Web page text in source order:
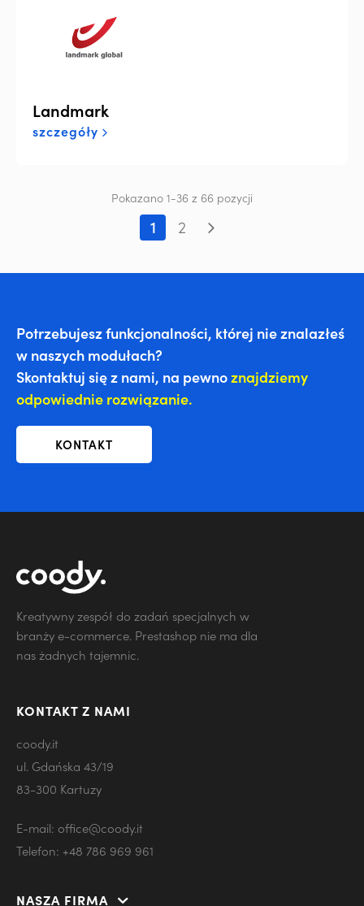
Landmark
szczegóły
Pokazano 1-36 z 66 pozycji
1 2
Potrzebujesz funkcjonalności, której nie znalazłeś
w naszych modułach?
Skontaktuj się z nami, na pewnoznajdziemy
odpowiednie rozwiązanie.
KONTAKT
Kreatywny zespół do zadań specjalnych w
branży e-commerce. Prestashop nie ma dla
nas żadnych tajemnic.
KONTAKT Z NAMI
coody.it
ul. Gdańska 43/19
83-300 Kartuzy
E-mail: office@coody.it
Telefon: +48 786 969 961
NASZA FIRMA